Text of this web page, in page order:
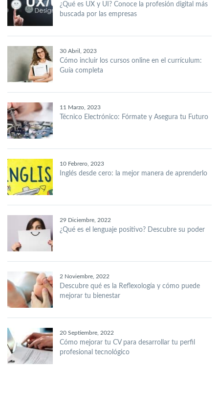
¿Qué es UX y UI? Conoce la profesión digital más
buscada por las empresas
30 Abril, 2023
Cómo incluir los cursos online en el currículum:
Guía completa
11 Marzo, 2023
Técnico Electrónico: Fórmate y Asegura tu Futuro
10 Febrero, 2023
Inglés desde cero: la mejor manera de aprenderlo
29 Diciembre, 2022
¿Qué es el lenguaje positivo? Descubre su poder
2 Noviembre, 2022
Descubre qué es la Reflexología y cómo puede
mejorar tu bienestar
20 Septiembre, 2022
Cómo mejorar tu CV para desarrollar tu perfil
profesional tecnológico